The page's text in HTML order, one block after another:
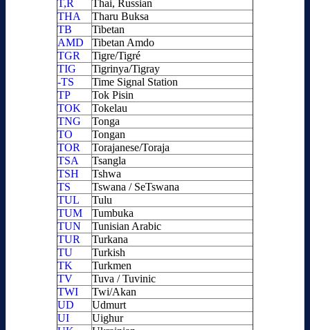
T,R
Thai, Russian
THA
Tharu Buksa
TB
Tibetan
AMD
Tibetan Amdo
TGR
Tigre/Tigré
TIG
Tigrinya/Tigray
-TS
Time Signal Station
TP
Tok Pisin
TOK
Tokelau
TNG
Tonga
TO
Tongan
TOR
Torajanese/Toraja
TSA
Tsangla
TSH
Tshwa
TS
Tswana / SeTswana
TUL
Tulu
TUM
Tumbuka
TUN
Tunisian Arabic
TUR
Turkana
TU
Turkish
TK
Turkmen
TV
Tuva / Tuvinic
TWI
Twi/Akan
UD
Udmurt
UI
Uighur